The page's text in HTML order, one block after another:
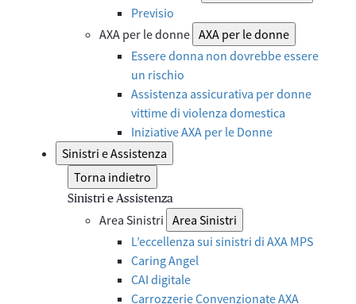
Previsio
AXA per le donne AXA per le donne
Essere donna non dovrebbe essere
un rischio
Assistenza assicurativa per donne
vittime di violenza domestica
Iniziative AXA per le Donne
Sinistri e Assistenza
Torna indietro
Sinistri e Assistenza
Area Sinistri Area Sinistri
L’eccellenza sui sinistri di AXA MPS
Caring Angel
CAI digitale
Carrozzerie Convenzionate AXA